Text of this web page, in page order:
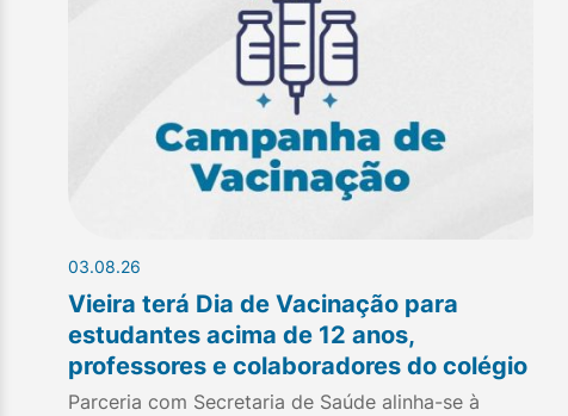
03.08.26
Vieira terá Dia de Vacinação para
estudantes acima de 12 anos,
professores e colaboradores do colégio
Parceria com Secretaria de Saúde alinha-se à